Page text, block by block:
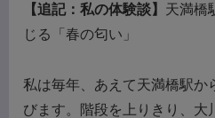
【追記：私の体験談】 天満橋
じる「春の匂い」
私は毎年、あえて天満橋駅か
びます。階段を上りきり、大